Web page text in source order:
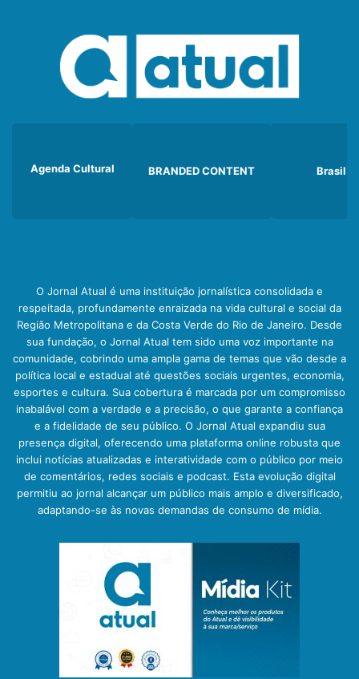
Agenda Cultural BRANDED CONTENT Brasil
O Jornal Atual é uma instituição jornalística consolidada e
respeitada, profundamente enraizada na vida cultural e social da
Região Metropolitana e da Costa Verde do Rio de Janeiro. Desde
sua fundação, o Jornal Atual tem sido uma voz importante na
comunidade, cobrindo uma ampla gama de temas que vão desde a
política local e estadual até questões sociais urgentes, economia,
esportes e cultura. Sua cobertura é marcada por um compromisso
inabalável com a verdade e a precisão, o que garante a confiança
e a fidelidade de seu público. O Jornal Atual expandiu sua
presença digital, oferecendo uma plataforma online robusta que
inclui notícias atualizadas e interatividade com o público por meio
de comentários, redes sociais e podcast. Esta evolução digital
permitiu ao jornal alcançar um público mais amplo e diversificado,
adaptando-se às novas demandas de consumo de mídia.